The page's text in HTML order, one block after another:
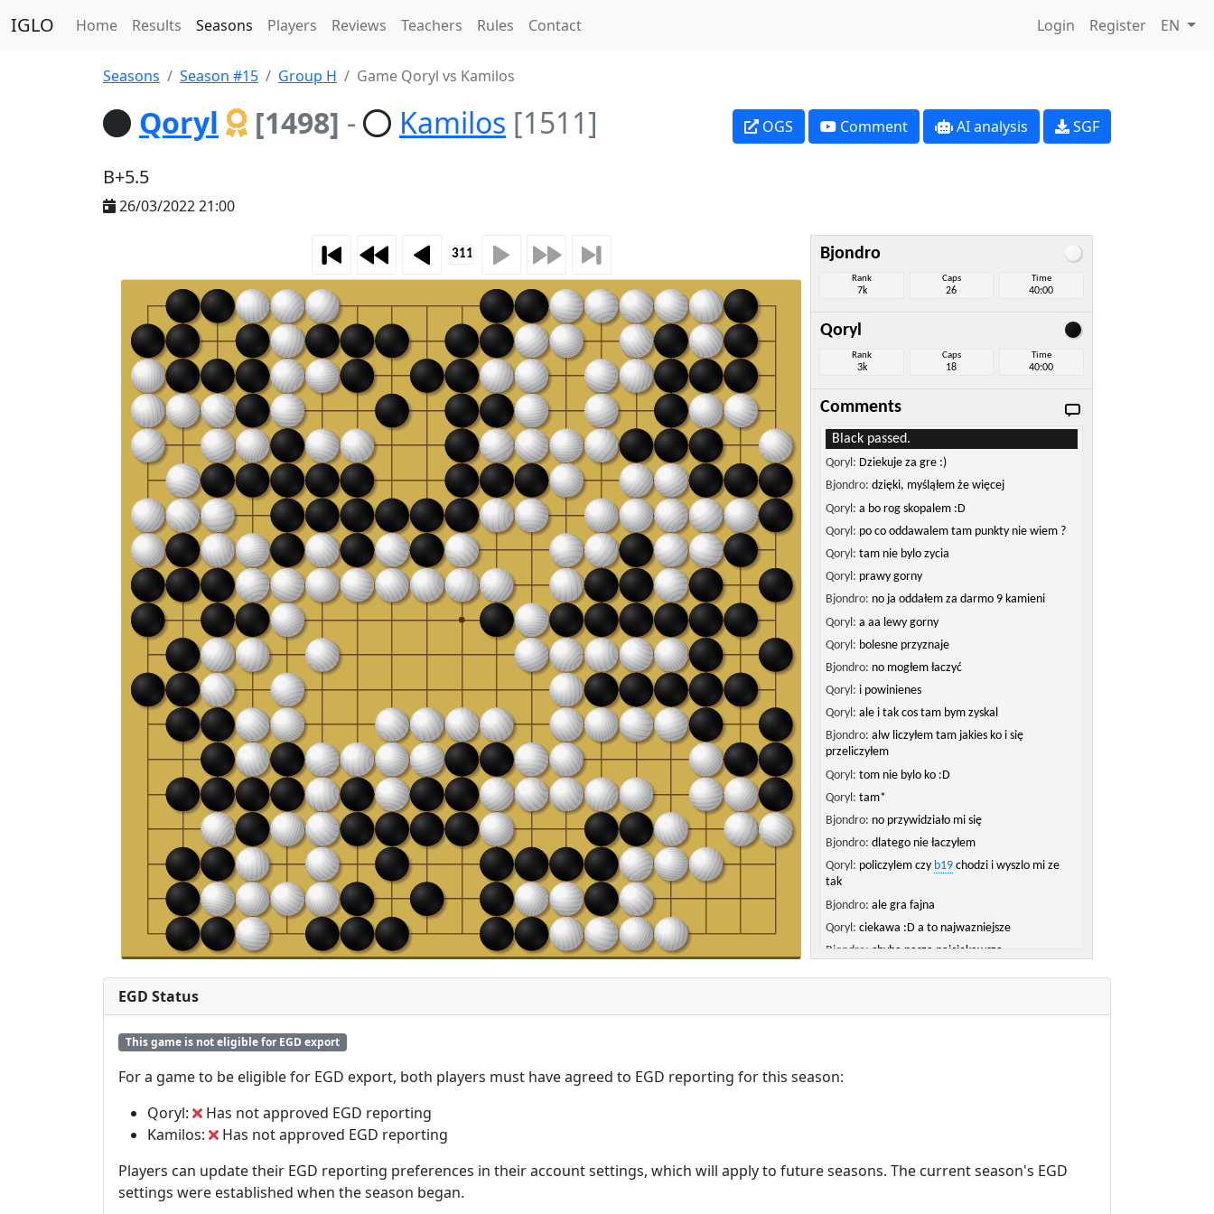
IGLO Home Results Seasons Players Reviews Teachers Rules Contact Login Register EN
Seasons Season #15 Group H Game Qoryl vs Kamilos
Qoryl [1498] - Kamilos [1511] OGS Comment AI analysis SGF
B+5.5
26/03/2022 21:00
Bjondro
Rank
7k
Caps
26
Time
40:00
Qoryl
Rank
3k
Caps
18
Time
40:00
Comments
Black passed.
Qoryl: Dziekuje za gre :)
Bjondro: dzięki, myśląłem że więcej
Qoryl: a bo rog skopalem :D
Qoryl: po co oddawalem tam punkty nie wiem ?
Qoryl: tam nie bylo zycia
Qoryl: prawy gorny
Bjondro: no ja oddałem za darmo 9 kamieni
Qoryl: a aa lewy gorny
Qoryl: bolesne przyznaje
Bjondro: no mogłem łaczyć
Qoryl: i powinienes
Qoryl: ale i tak cos tam bym zyskal
Bjondro: alw liczyłem tam jakies ko i się
przeliczyłem
Qoryl: tom nie bylo ko :D
Qoryl: tam*
Bjondro: no przywidziało mi się
Bjondro: dlatego nie łaczyłem
Qoryl: policzylem czy b19 chodzi i wyszlo mi ze
tak
Bjondro: ale gra fajna
Qoryl: ciekawa :D a to najwazniejsze
Bjondro: chyba nasza najciekawsza
Bjondro:dzięki i gratulacje wygranej
EGD Status
This game is not eligible for EGD export
For a game to be eligible for EGD export, both players must have agreed to EGD reporting for this season:
Qoryl:
Has not approved EGD reporting
Kamilos:
Has not approved EGD reporting
Players can update their EGD reporting preferences in their account settings, which will apply to future seasons. The current season's EGD
settings were established when the season began.